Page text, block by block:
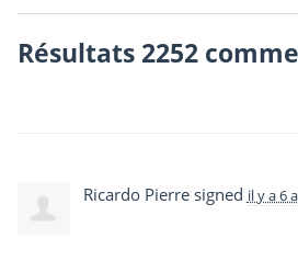
Résultats 2252
Ricardo Pierresigned il y a 6